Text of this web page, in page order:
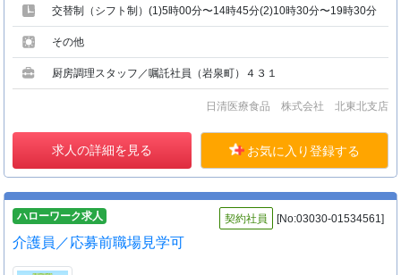
交替制（シフト制）(1)5時00分〜14時45分(2)10時30分〜19時30分
その他
厨房調理スタッフ／嘱託社員（岩泉町）４３１
日清医療食品 株式会社 北東北支店
求人の詳細を見る お気に入り登録する
ハローワーク求人 契約社員 [No:03030-01534561]
介護員／応募前職場見学可